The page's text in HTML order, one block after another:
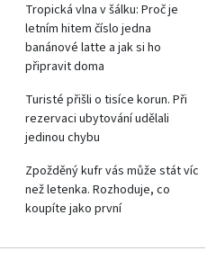
Tropická vlna v šálku: Proč je
letním hitem číslo jedna
banánové latte a jak si ho
připravit doma
Turisté přišli o tisíce korun. Při
rezervaci ubytování udělali
jedinou chybu
Zpožděný kufr vás může stát víc
než letenka. Rozhoduje, co
koupíte jako první